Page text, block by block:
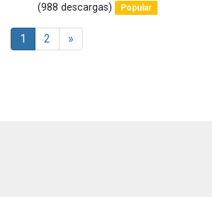
(988 descargas) Popular
1 2 »